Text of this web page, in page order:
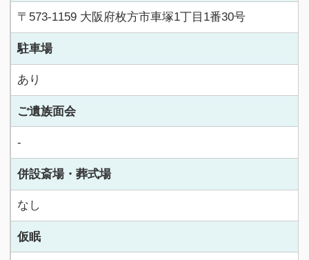
〒573-1159 大阪府枚方市車塚1丁目1番30号
駐車場
あり
ご遺族面会
-
併設斎場・葬式場
なし
仮眠